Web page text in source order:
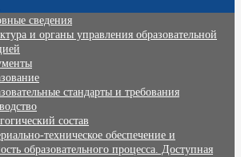
сведения
и органы управления образовательной
стандарты и требования
состав
техническое обеспечение и
образовательного процесса. Доступная